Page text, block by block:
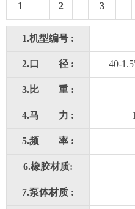
1 2 3
1.机型编号 :
2.口 径 : 40-
3.比 重 :
4.马 力 :
5.频 率 :
6.橡胶材质:
7.泵体材质 :